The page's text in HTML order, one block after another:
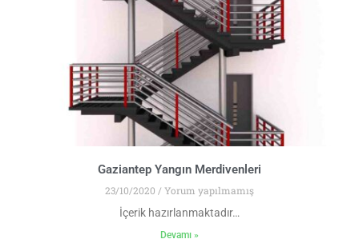
Gaziantep Yangın Merdivenleri
23/10/2020
Yorum yapılmamış
İçerik hazırlanmaktadır…
Devamı »